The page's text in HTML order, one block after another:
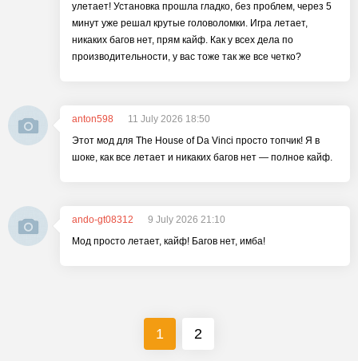
улетает! Установка прошла гладко, без проблем, через 5
минут уже решал крутые головоломки. Игра летает,
никаких багов нет, прям кайф. Как у всех дела по
производительности, у вас тоже так же все четко?
anton598
11 July 2026 18:50
Этот мод для The House of Da Vinci просто топчик! Я в
шоке, как все летает и никаких багов нет — полное кайф.
ando-gt08312
9 July 2026 21:10
Мод просто летает, кайф! Багов нет, имба!
1 2